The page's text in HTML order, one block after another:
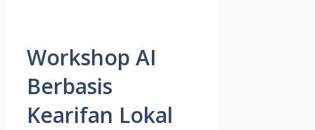
Workshop AI
Berbasis
Kearifan Lokal